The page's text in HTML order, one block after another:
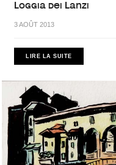
Loggia dei Lanzi
3 AOÛT 2013
LIRE LA SUITE